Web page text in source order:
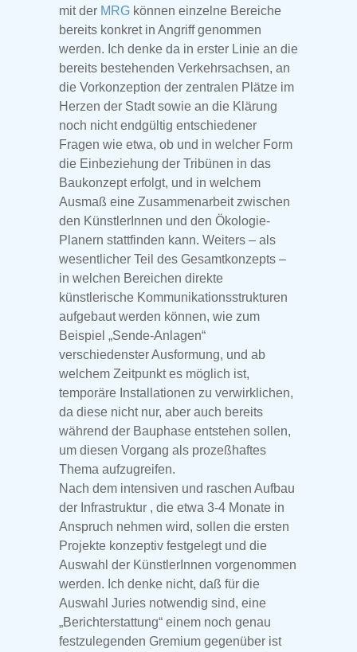
mit der MRG können einzelne Bereiche
bereits konkret in Angriff genommen
werden. Ich denke da in erster Linie an die
bereits bestehenden Verkehrsachsen, an
die Vorkonzeption der zentralen Plätze im
Herzen der Stadt sowie an die Klärung
noch nicht endgültig entschiedener
Fragen wie etwa, ob und in welcher Form
die Einbeziehung der Tribünen in das
Baukonzept erfolgt, und in welchem
Ausmaß eine Zusammenarbeit zwischen
den KünstlerInnen und den Ökologie-
Planern stattfinden kann. Weiters – als
wesentlicher Teil des Gesamtkonzepts –
in welchen Bereichen direkte
künstlerische Kommunikationsstrukturen
aufgebaut werden können, wie zum
Beispiel „Sende-Anlagen“
verschiedenster Ausformung, und ab
welchem Zeitpunkt es möglich ist,
temporäre Installationen zu verwirklichen,
da diese nicht nur, aber auch bereits
während der Bauphase entstehen sollen,
um diesen Vorgang als prozeßhaftes
Thema aufzugreifen.
Nach dem intensiven und raschen Aufbau
der Infrastruktur , die etwa 3-4 Monate in
Anspruch nehmen wird, sollen die ersten
Projekte konzeptiv festgelegt und die
Auswahl der KünstlerInnen vorgenommen
werden. Ich denke nicht, daß für die
Auswahl Juries notwendig sind, eine
„Berichterstattung“ einem noch genau
festzulegenden Gremium gegenüber ist